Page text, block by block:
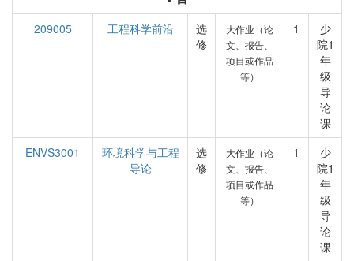
209005 工程科学前沿
选
修
大作业（论
文、报告、
项目或作品
等）
1
少
院1
年
级
导
论
课
ENVS3001
环境科学与工程
导论
选
修
大作业（论
文、报告、
项目或作品
等）
1
少
院1
年
级
导
论
课